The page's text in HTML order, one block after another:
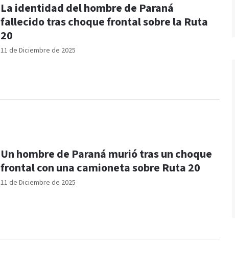
11 de Diciembre de 2025
La identidad del hombre de Paraná
fallecido tras choque frontal sobre la Ruta
20
11 de Diciembre de 2025
Un hombre de Paraná murió tras un choque
frontal con una camioneta sobre Ruta 20